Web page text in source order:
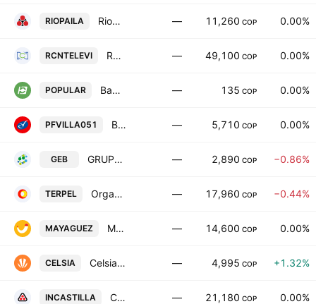
RIOPAILA Riopaila Agricola SA — 11,260 COP 0.00%
RCNTELEVI RCN Television SA — 49,100 COP 0.00%
POPULAR Banco Popular SA Bogota — 135 COP 0.00%
PFVILLA051 Banco Comercial AV Villas SA Pfd Series 051 — 5,710 COP 0.00%
GEB GRUPO ENERGIA BOGOTA S.A. E.S.P — 2,890 COP −0.86%
TERPEL Organizacion Terpel SA — 17,960 COP −0.44%
MAYAGUEZ Mayaguez SA — 14,600 COP 0.00%
CELSIA Celsia SA ESP — 4,995 COP +1.32%
INCASTILLA Castilla Agricola SA — 21,180 COP 0.00%